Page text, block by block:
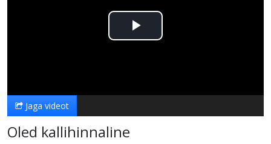
Esita
Jaga videot
Oled kallihinnaline